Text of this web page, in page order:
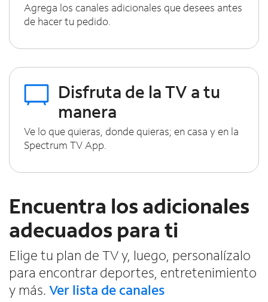
Agrega los canales adicionales que desees antes
de hacer tu pedido.
Disfruta de la TV a tu
manera
Ve lo que quieras, donde quieras; en casa y en la
Spectrum TV App.
Encuentra los adicionales
adecuados para ti
Elige tu plan de TV y, luego, personalízalo
para encontrar deportes, entretenimiento
y más. Ver lista de canales